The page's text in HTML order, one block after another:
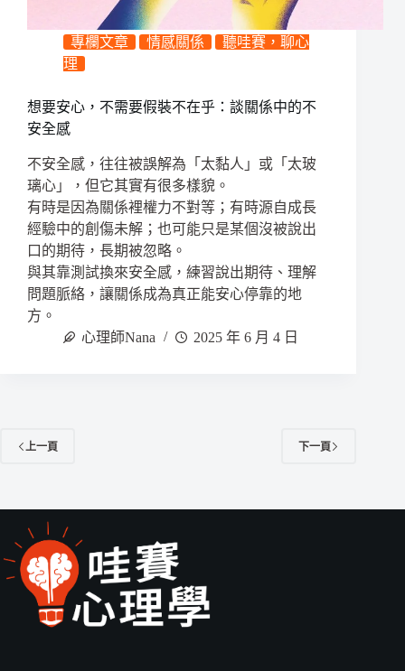
專欄文章 情感關係
聽哇賽，聊心
理
想要安心，不需要假裝不在乎：談關係中的不
安全感
不安全感，往往被誤解為「太黏人」或「太玻
璃心」，但它其實有很多樣貌。
有時是因為關係裡權力不對等；有時源自成長
經驗中的創傷未解；也可能只是某個沒被說出
口的期待，長期被忽略。
與其靠測試換來安全感，練習說出期待、理解
問題脈絡，讓關係成為真正能安心停靠的地
方。
心理師Nana
2025 年 6 月 4 日
上一頁 下一頁